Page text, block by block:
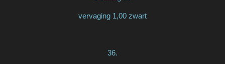
vervaging 1,00 zwart
36.